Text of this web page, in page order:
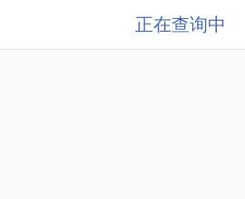
正在查询中